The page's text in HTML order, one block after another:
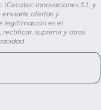
Innovaciones S.L. y
enviarle ofertas y
legitimación es el
suprimir y otros